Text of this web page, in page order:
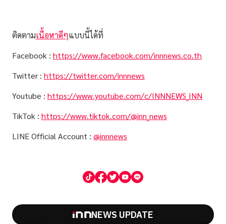
ติดตามเนื้อหาดีๆแบบนี้ได้ที่
Facebook : https://www.facebook.com/innnews.co.th
Twitter : https://twitter.com/innnews
Youtube : https://www.youtube.com/c/INNNEWS_INN
TikTok : https://www.tiktok.com/@inn_news
LINE Official Account : @innnews
NEWS UPDATE